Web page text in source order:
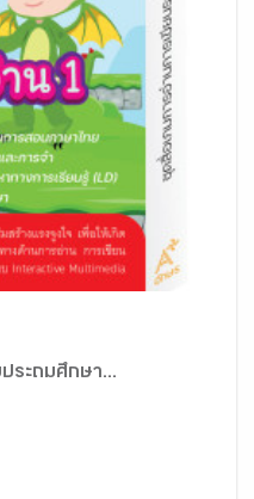
ระถมศึกษา...